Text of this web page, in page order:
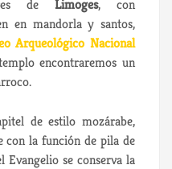
de Limoges, con
en mandorla y santos,
Arqueológico Nacional
encontraremos un
de estilo mozárabe,
con la función de pila de
Evangelio se conserva la